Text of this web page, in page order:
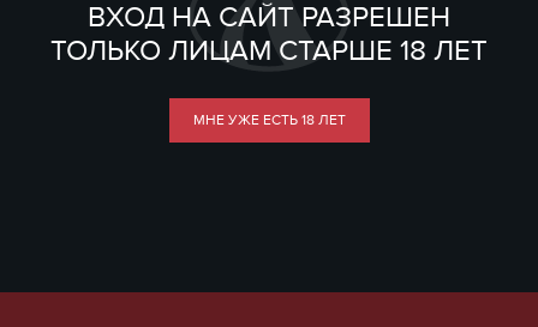
ВХОД НА САЙТ РАЗРЕШЕН
ТОЛЬКО ЛИЦАМ СТАРШЕ 18 ЛЕТ
МНЕ УЖЕ ЕСТЬ 18 ЛЕТ